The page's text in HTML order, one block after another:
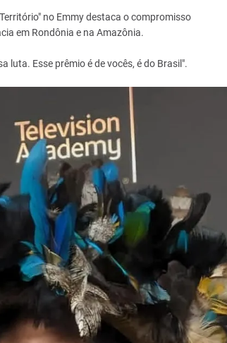
no Emmy destaca o compromisso
em Rondônia e na Amazônia.
luta. Esse prêmio é de vocês, é do Brasil".